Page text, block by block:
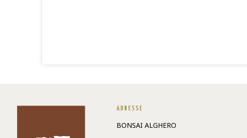
ADRESSE
BONSAI ALGHERO